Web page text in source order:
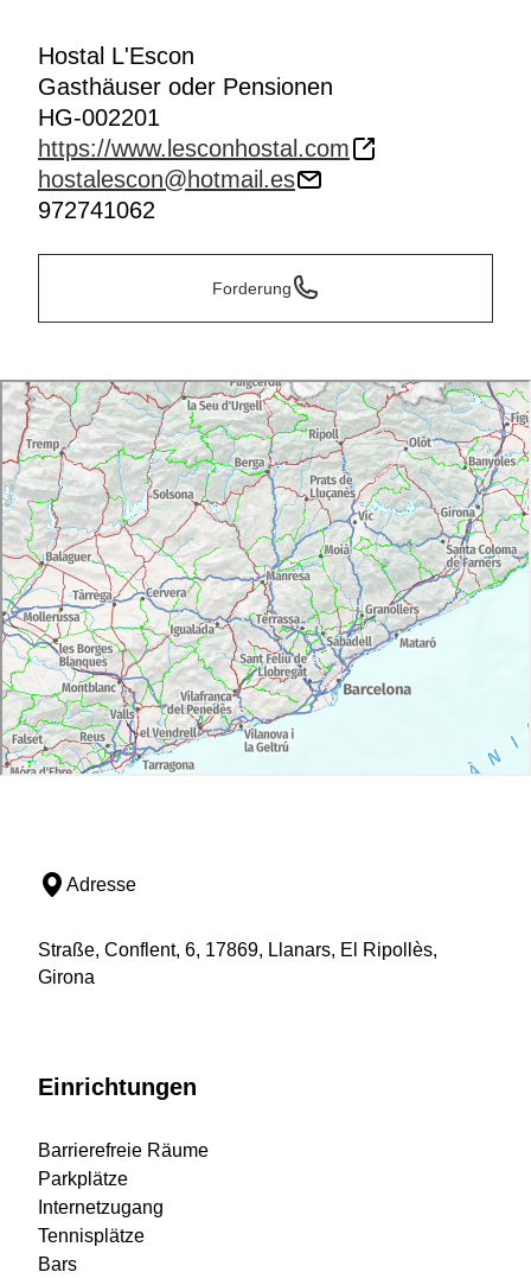
Hostal L'Escon
Gasthäuser oder Pensionen
HG-002201
https://www.lesconhostal.com
hostalescon@hotmail.es
972741062
Forderung
Adresse
Straße, Conflent, 6, 17869, Llanars, El Ripollès,
Girona
Einrichtungen
Barrierefreie Räume
Parkplätze
Internetzugang
Tennisplätze
Bars